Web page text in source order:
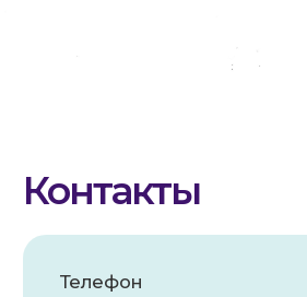
Условия безопасности оплаты
Роскомнадзоре в реестре операторов,
осуществляющих обработку персональных
данных на основании Приказа № 81 от
Все фотографии физических лиц
несовершеннолетних — с согласия
представителей) в соответствии со ст. 152.1 ГК